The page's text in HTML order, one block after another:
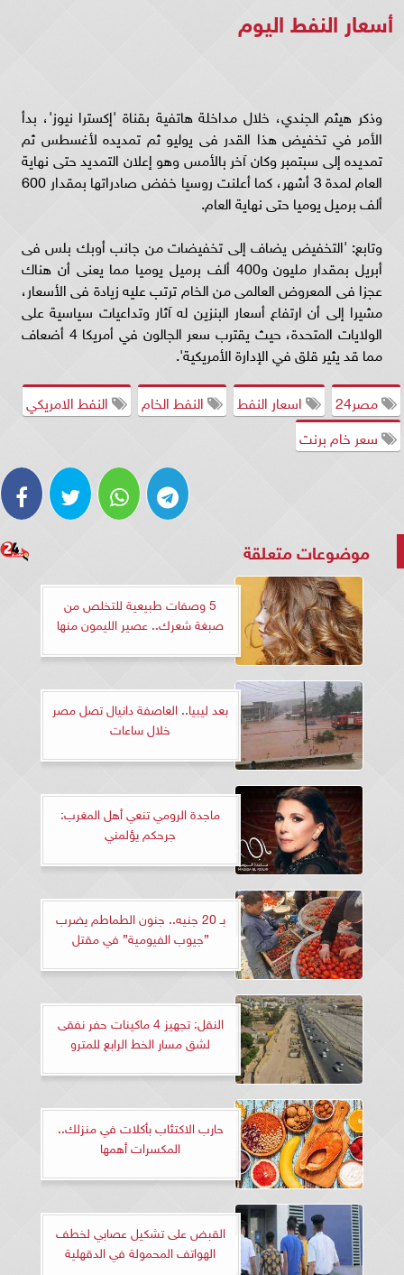
أسعار النفط اليوم
وذكر هيثم الجندي، خلال مداخلة هاتفية بقناة 'إكسترا نيوز'، بدأ
الأمر في تخفيض هذا القدر فى يوليو ثم تمديده لأغسطس ثم
تمديده إلى سبتمبر وكان آخر بالأمس وهو إعلان التمديد حتى نهاية
العام لمدة 3 أشهر، كما أعلنت روسيا خفض صادراتها بمقدار 600
ألف برميل يوميا حتى نهاية العام.
وتابع: 'التخفيض يضاف إلى تخفيضات من جانب أوبك بلس فى
أبريل بمقدار مليون و400 ألف برميل يوميا مما يعنى أن هناك
عجزا فى المعروض العالمى من الخام ترتب عليه زيادة فى الأسعار،
مشيرا إلى أن ارتفاع أسعار البنزين له آثار وتداعيات سياسية على
الولايات المتحدة، حيث يقترب سعر الجالون في أمريكا 4 أضعاف
مما قد يثير قلق في الإدارة الأمريكية'.
مصر24
اسعار النفط النفط الخام
النفط الامريكي
سعر خام برنت
موضوعات متعلقة
5 وصفات طبيعية للتخلص من
صبغة شعرك.. عصير الليمون منها
بعد ليبيا.. العاصفة دانيال تصل مصر
خلال ساعات
ماجدة الرومي تنعي أهل المغرب:
جرحكم يؤلمني
بـ 20 جنيه.. جنون الطماطم يضرب
”جيوب الفيومية” في مقتل
النقل: تجهيز 4 ماكينات حفر نفقى
لشق مسار الخط الرابع للمترو
حارب الاكتئاب بأكلات في منزلك..
المكسرات أهمها
القبض على تشكيل عصابي لخطف
الهواتف المحمولة في الدقهلية